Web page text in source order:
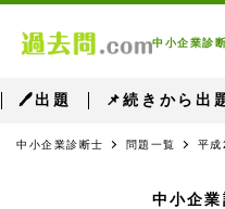
中小企業診
🖊出題 📌続きから出
中小企業診断士 問題一覧 平成
中小企